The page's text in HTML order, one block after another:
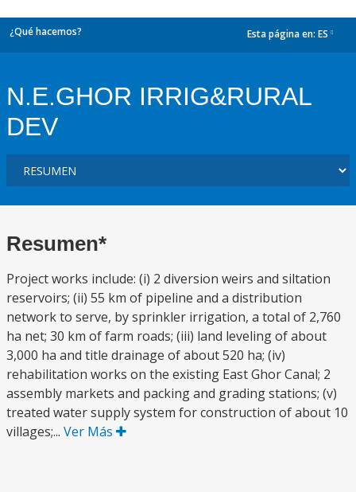
¿Qué hacemos? Esta página en: ES
N.E.GHOR IRRIG&RURAL
DEV
Resumen*
Project works include: (i) 2 diversion weirs and siltation
reservoirs; (ii) 55 km of pipeline and a distribution
network to serve, by sprinkler irrigation, a total of 2,760
ha net; 30 km of farm roads; (iii) land leveling of about
3,000 ha and title drainage of about 520 ha; (iv)
rehabilitation works on the existing East Ghor Canal; 2
assembly markets and packing and grading stations; (v)
treated water supply system for construction of about 10
villages;... Ver Más